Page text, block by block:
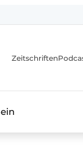
Zeitschriften